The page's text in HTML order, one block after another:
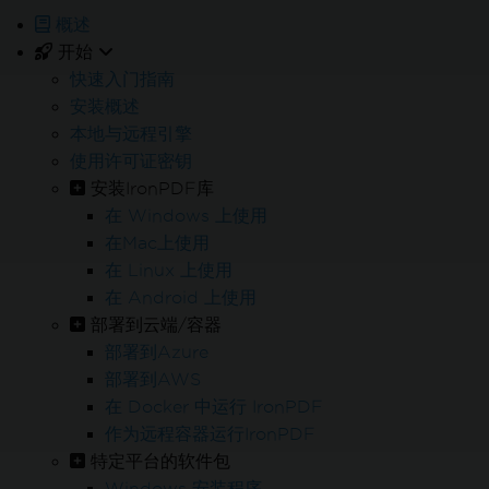
开始
快速入门指南
安装概述
本地与远程引擎
使用许可证密钥
安装IronPDF库
在 Windows 上使用
在Mac上使用
在 Linux 上使用
在 Android 上使用
部署到云端/容器
部署到Azure
部署到AWS
在 Docker 中运行 IronPDF
作为远程容器运行IronPDF
特定平台的软件包
使用功能齐全的产品30天。
几分钟内即可启动和运行。
24/5 技术支持
在产品试用期间，全面访问我们的支持工程团队
在线 24/5
需要帮助吗？
试用Enterprise版